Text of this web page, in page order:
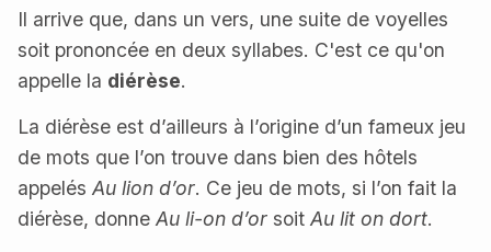
Il arrive que, dans un vers, une suite de voyelles
soit prononcée en deux syllabes. C'est ce qu'on
appelle la diérèse.
La diérèse est d’ailleurs à l’origine d’un fameux jeu
de mots que l’on trouve dans bien des hôtels
appelés Au lion d’or. Ce jeu de mots, si l’on fait la
diérèse, donne Au li-on d’or soit Au lit on dort.